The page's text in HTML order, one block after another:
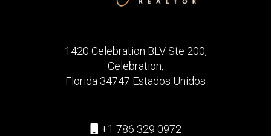
1420 Celebration BLV Ste 200,
Celebration,
Florida 34747 Estados Unidos
+1 786 329 0972